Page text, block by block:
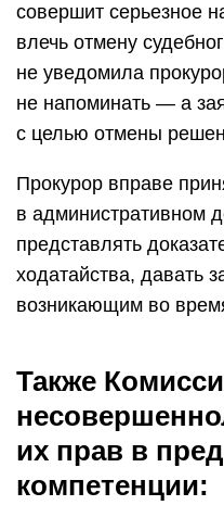
совершит серьезное
влечь отмену
не уведомила
не напоминать — а
с целью отмены
Прокурор вправе
в административном
представлять
ходатайства, давать
возникающим во
Также
их прав в
компетенции: